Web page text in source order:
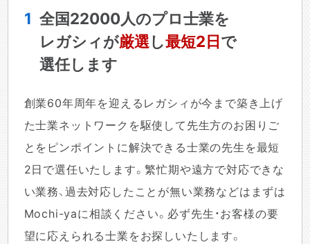
1 全国22000人のプロ士業を
レガシィが厳選し最短2日で
選任します
創業60年周年を迎えるレガシィが今まで築き上げ
た士業ネットワークを駆使して先生方のお困りご
とをピンポイントに解決できる士業の先生を最短
2日で選任いたします。繁忙期や遠方で対応できな
い業務、過去対応したことが無い業務などはまずは
Mochi-yaに相談ください。必ず先生・お客様の要
望に応えられる士業をお探しいたします。